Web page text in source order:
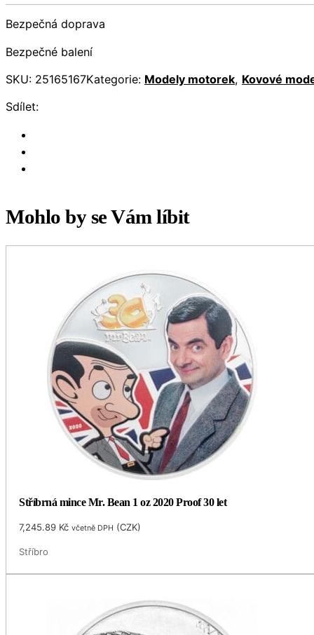
Bezpečná doprava
Bezpečné balení
SKU: 25165167Kategorie: Modely motorek, Kovové
Sdílet:
Mohlo by se Vám líbit
Stříbrná mince Mr. Bean 1 oz 2020 Proof 30 let
7,245.89 Kč včetně DPH (CZK)
Stříbro